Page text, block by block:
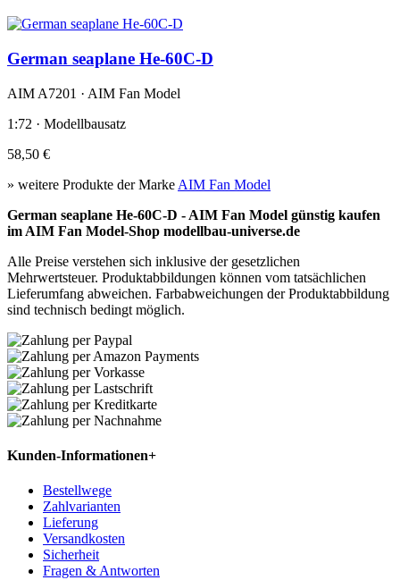
German seaplane He-60C-D
AIM A7201 · AIM Fan Model
1:72 · Modellbausatz
58,50 €
» weitere Produkte der Marke AIM Fan Model
German seaplane He-60C-D - AIM Fan Model günstig kaufen
im AIM Fan Model-Shop modellbau-universe.de
Alle Preise verstehen sich inklusive der gesetzlichen
Mehrwertsteuer. Produktabbildungen können vom tatsächlichen
Lieferumfang abweichen. Farbabweichungen der Produktabbildung
sind technisch bedingt möglich.
Kunden-Informationen+
Bestellwege
Zahlvarianten
Lieferung
Versandkosten
Sicherheit
Fragen & Antworten